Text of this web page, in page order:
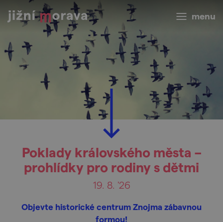
menu
Poklady královského města –
prohlídky pro rodiny s dětmi
19. 8. '26
Objevte historické centrum Znojma zábavnou
formou!